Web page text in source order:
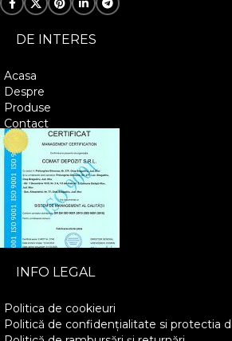
DE INTERES
Acasa
Despre
Produse
Contact
INFO LEGAL
Politica de cookieuri
Politică de confidențialitate si protectia